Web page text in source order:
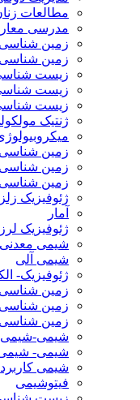
مطالعات
مدرسی
زمین
زمین
زیست
زیست
زیست
ژنتیک
زمین
زمین
زمین
ژئوفیزیک
آمار
ژئوفیزیک
شیمی معدنی
شیمی آلی
ژئوفیزیک-
زمین
زمین
زمین
شیمی-شیمی
شیمی- شیمی
شیمی
فیتوشیمی